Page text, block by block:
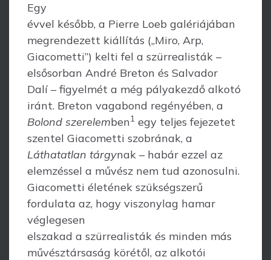
Egy
évvel később, a Pierre Loeb galériájában
megrendezett kiállítás („Miro, Arp,
Giacometti”) kelti fel a szürrealisták –
elsősorban André Breton és Salvador
Dalí – figyelmét a még pályakezdő alkotó
iránt. Breton vagabond regényében, a
Bolond szerelemben1 egy teljes fejezetet
szentel Giacometti szobrának, a
Láthatatlan tárgynak – habár ezzel az
elemzéssel a művész nem tud azonosulni.
Giacometti életének szükségszerű
fordulata az, hogy viszonylag hamar
véglegesen
elszakad a szürrealisták és minden más
művésztársaság körétől, az alkotói